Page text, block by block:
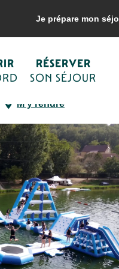
Je prépare mon
RÉSERVER
SON SÉJOUR
mes activités Loisirs et
SPORTS NAUTIQUES STAND-UP
M'y rendre